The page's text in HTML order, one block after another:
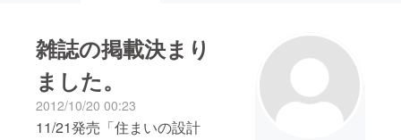
雑誌の掲載決まり
ました。
2012/10/20 00:23
11/21発売「住まいの設計